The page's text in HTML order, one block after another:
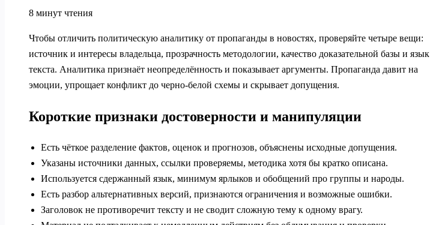
8 минут чтения
Чтобы отличить политическую аналитику от пропаганды в новостях, проверяйте четыре вещи:
источник и интересы владельца, прозрачность методологии, качество доказательной базы и язык
текста. Аналитика признаёт неопределённость и показывает аргументы. Пропаганда давит на
эмоции, упрощает конфликт до черно-белой схемы и скрывает допущения.
Короткие признаки достоверности и манипуляции
Есть чёткое разделение фактов, оценок и прогнозов, объяснены исходные допущения.
Указаны источники данных, ссылки проверяемы, методика хотя бы кратко описана.
Используется сдержанный язык, минимум ярлыков и обобщений про группы и народы.
Есть разбор альтернативных версий, признаются ограничения и возможные ошибки.
Заголовок не противоречит тексту и не сводит сложную тему к одному врагу.